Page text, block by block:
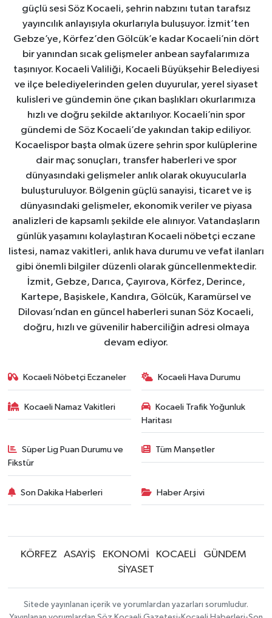
güçlü sesi Söz Kocaeli, şehrin nabzını tutan tarafsız
yayıncılık anlayışıyla okurlarıyla buluşuyor. İzmit’ten
Gebze’ye, Körfez’den Gölcük’e kadar Kocaeli’nin dört
bir yanından sıcak gelişmeler anbean sayfalarımıza
taşınıyor. Kocaeli Valiliği, Kocaeli Büyükşehir Belediyesi
ve ilçe belediyelerinden gelen duyurular, yerel siyaset
kulisleri ve gündemin öne çıkan başlıkları okurlarımıza
hızlı ve doğru şekilde aktarılıyor. Kocaeli’nin spor
gündemi de Söz Kocaeli’de yakından takip ediliyor.
Kocaelispor başta olmak üzere şehrin spor kulüplerine
dair maç sonuçları, transfer haberleri ve spor
dünyasındaki gelişmeler anlık olarak okuyucularla
buluşturuluyor. Bölgenin güçlü sanayisi, ticaret ve iş
dünyasındaki gelişmeler, ekonomik veriler ve piyasa
analizleri de kapsamlı şekilde ele alınıyor. Vatandaşların
günlük yaşamını kolaylaştıran Kocaeli nöbetçi eczane
listesi, namaz vakitleri, anlık hava durumu ve vefat ilanları
gibi önemli bilgiler düzenli olarak güncellenmektedir.
İzmit, Gebze, Darıca, Çayırova, Körfez, Derince,
Kartepe, Başiskele, Kandıra, Gölcük, Karamürsel ve
Dilovası’ndan en güncel haberleri sunan Söz Kocaeli,
doğru, hızlı ve güvenilir haberciliğin adresi olmaya
devam ediyor.
Kocaeli Nöbetçi Eczaneler Kocaeli Hava Durumu
Kocaeli Namaz Vakitleri
Kocaeli Trafik Yoğunluk
Haritası
Süper Lig Puan Durumu ve
Fikstür
Tüm Manşetler
Son Dakika Haberleri Haber Arşivi
KÖRFEZ ASAYİŞ EKONOMİ KOCAELİ
GÜNDEM
SİYASET
Sitede yayınlanan içerik ve yorumlardan yazarları sorumludur.